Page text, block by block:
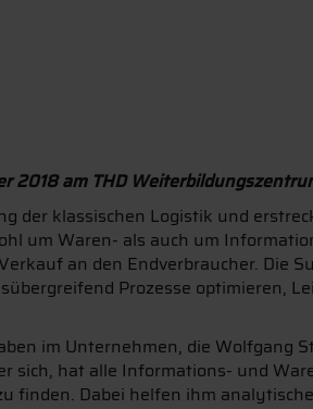
2018 am THD
der klassischen Logistik und
um Waren- als auch um
an den Endverbraucher. Die
Prozesse optimieren,
im Unternehmen, die Wolfgang
sich, hat alle Informations- und
finden. Dabei helfen ihm